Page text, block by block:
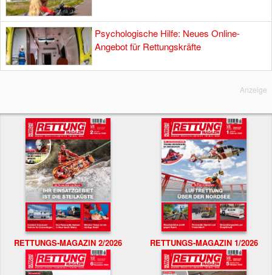
Psychologische Hilfe: Neues Online-
Angebot für Rettungskräfte
Anzeige
RETTUNGS-MAGAZIN 2/2026 RETTUNGS-MAGAZIN 1/2026